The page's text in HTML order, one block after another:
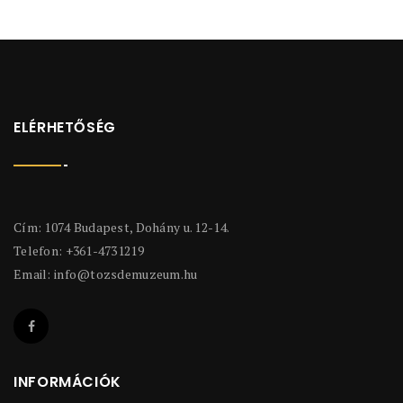
ELÉRHETŐSÉG
Cím: 1074 Budapest, Dohány u. 12-14.
Telefon: +361-4731219
Email: info@tozsdemuzeum.hu
INFORMÁCIÓK